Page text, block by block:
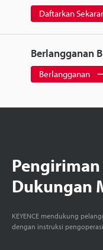
Daftarkan
Berlangganan
Berlangganan
Dukungan
KEYENCE mendukung
dengan instruksi